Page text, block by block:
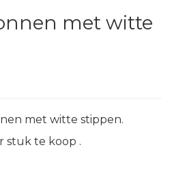
met witte
met witte stippen.
stuk te koop .